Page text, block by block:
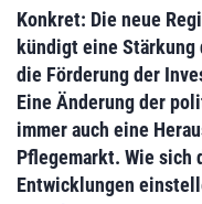
Konkret: Die neue
kündigt eine Stärkung
die Förderung der
Eine Änderung der
immer auch eine
Pflegemarkt. Wie sich
Entwicklungen